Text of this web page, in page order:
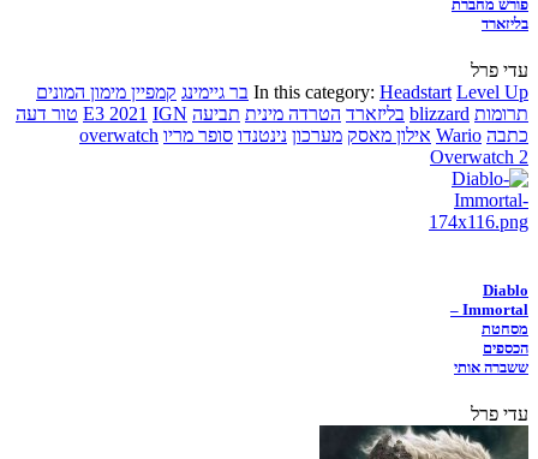
פורש מחברת
בליזארד
עדי פרל
In this category: Headstart Level Up בר גיימינג קמפיין מימון המונים
תרומות blizzard בליזארד הטרדה מינית תביעה E3 2021 IGN
טור דעה
כתבה Wario אילון מאסק מערכון נינטנדו סופר מריו overwatch
Overwatch 2
Diablo
Immortal –
מסחטת
הכספים
ששברה אותי
עדי פרל